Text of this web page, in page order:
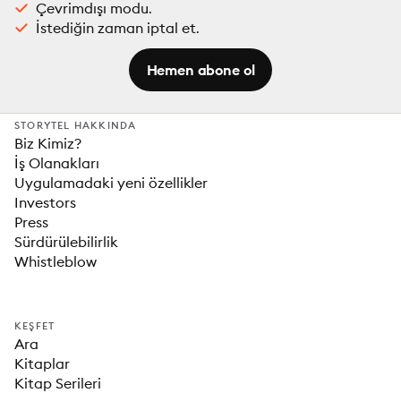
Çevrimdışı modu.
İstediğin zaman iptal et.
Hemen abone ol
STORYTEL HAKKINDA
Biz Kimiz?
İş Olanakları
Uygulamadaki yeni özellikler
Investors
Press
Sürdürülebilirlik
Whistleblow
KEŞFET
Ara
Kitaplar
Kitap Serileri